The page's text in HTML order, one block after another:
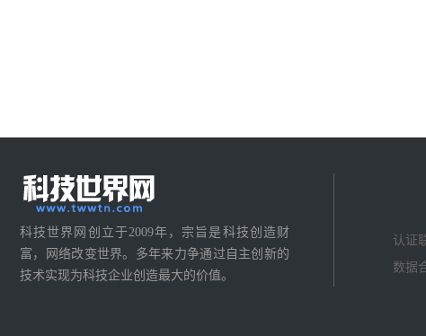
科技世界网创立于2009年，宗旨是科技创造财
富，网络改变世界。多年来力争通过自主创新的
技术实现为科技企业创造最大的价值。
认证
数据